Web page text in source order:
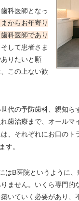
科医師となっ
からお年寄り
科医師であり
して患者さま
りたいと願
この上ない歓
代の予防歯科、親知
歯治療まで、オール
、それぞれにお口のト
す。
はB医院というように
ません。いくら専門
いていく必要があり、